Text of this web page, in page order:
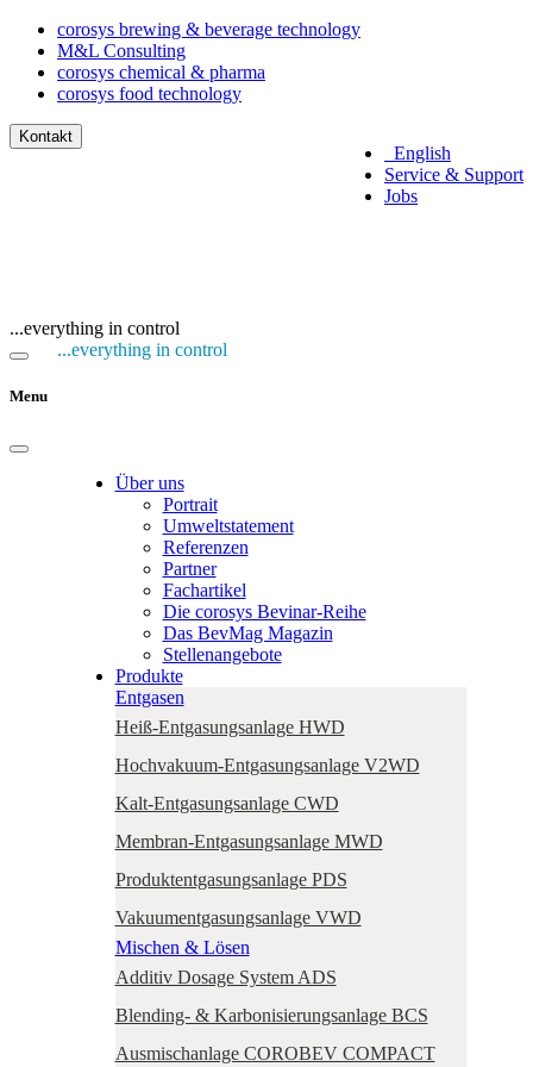
corosys brewing & beverage technology
M&L Consulting
corosys chemical & pharma
corosys food technology
English
Service & Support
Jobs
Kontakt
...everything in control
...everything in control
Menu
Über uns
Portrait
Umweltstatement
Referenzen
Partner
Fachartikel
Die corosys Bevinar-Reihe
Das BevMag Magazin
Stellenangebote
Produkte
Entgasen
Heiß-Entgasungsanlage HWD
Hochvakuum-Entgasungsanlage V2WD
Kalt-Entgasungsanlage CWD
Membran-Entgasungsanlage MWD
Produktentgasungsanlage PDS
Vakuumentgasungsanlage VWD
Mischen & Lösen
Additiv Dosage System ADS
Blending- & Karbonisierungsanlage BCS
Ausmischanlage COROBEV COMPACT